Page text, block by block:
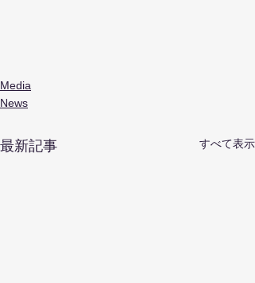
Media
News
最新記事 すべて表示